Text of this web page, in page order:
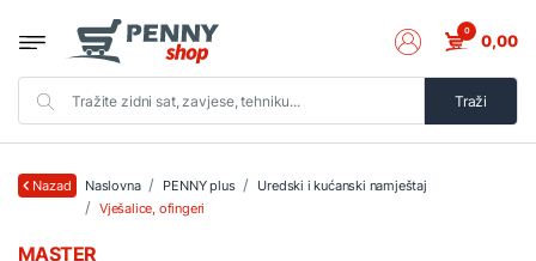
Traži
0 0,00
Nazad Naslovna PENNY plus
Uredski i kućanski namještaj
Vješalice, ofingeri
MASTER